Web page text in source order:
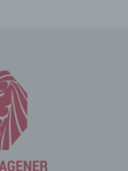
unserer Internetseite
Internetseite, die
nicht bei jedem
seine Zugangsdaten
und dem auf
abgelegten Cookie
Beispiel ist das Cookie
Der Online-Shop